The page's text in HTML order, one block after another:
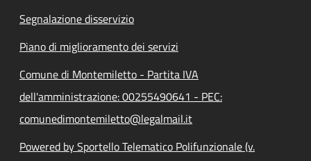
Segnalazione disservizio
Piano di miglioramento dei servizi
Comune di Montemiletto - Partita IVA
dell'amministrazione: 00255490641 - PEC:
comunedimontemiletto@legalmail.it
Powered by Sportello Telematico Polifunzionale (v.